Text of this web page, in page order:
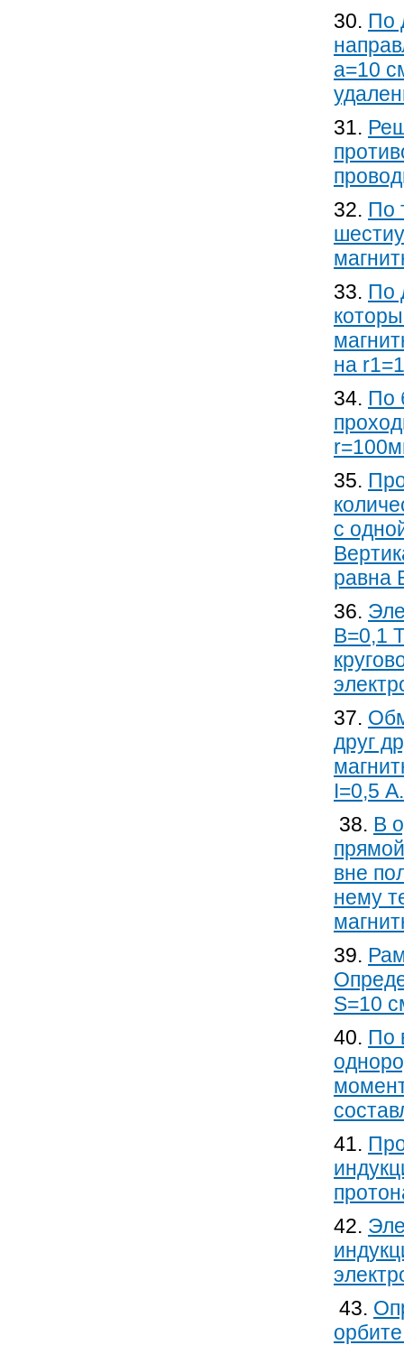
30. По
а=10
31.
32. По
33. По
на
34. По
35.
с
равна
36.
В=0,1
37.
друг
I=0,5 А.
38. В
вне
нему
39.
S=10
40. По
41.
42.
43.